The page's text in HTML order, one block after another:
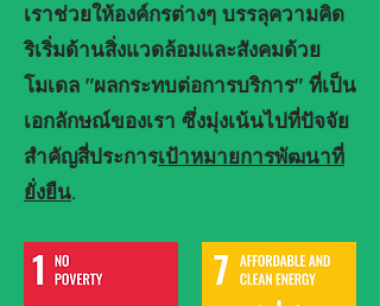
เราช่วยให้องค์กรต่างๆ บรรลุความคิด
ริเริ่มด้านสิ่งแวดล้อมและสังคมด้วย
โมเดล "ผลกระทบต่อการบริการ" ที่เป็น
เอกลักษณ์ของเรา ซึ่งมุ่งเน้นไปที่ปัจจัย
สำคัญสี่ประการเป้าหมายการพัฒนาที่
ยั่งยืน.